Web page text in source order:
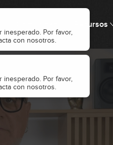
Por favor,
con nosotros.
Por favor,
con nosotros.
Recursos
132
133